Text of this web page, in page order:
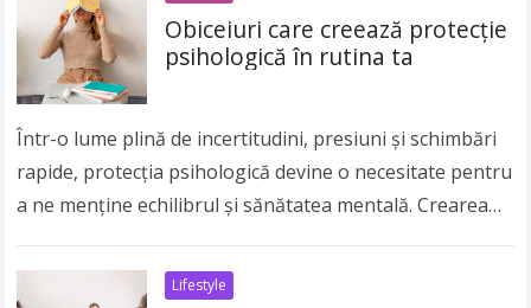
Obiceiuri care creează protecție
psihologică în rutina ta
Într-o lume plină de incertitudini, presiuni și schimbări
rapide, protecția psihologică devine o necesitate pentru
a ne menține echilibrul și sănătatea mentală. Crearea
more
Lifestyle